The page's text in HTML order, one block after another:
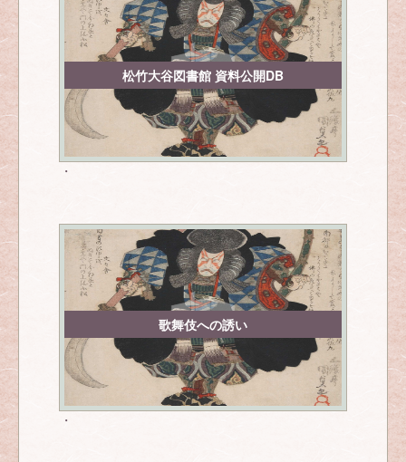
松竹大谷図書館 資料公開DB
・
歌舞伎への誘い
・